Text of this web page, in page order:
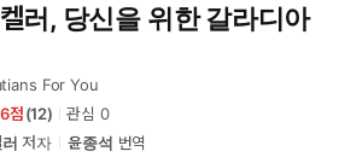
러, 당신을 위한 갈라디아
For You
(12) 관심 0
저자 윤종석 번역